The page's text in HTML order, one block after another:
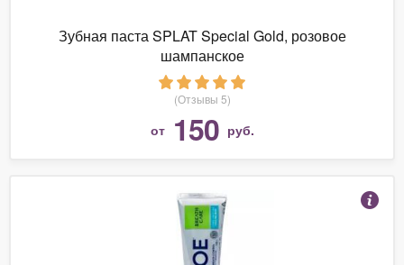
Зубная паста SPLAT Special Gold, розовое
шампанское
(Отзывы 5)
от 150 руб.